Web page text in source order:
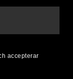
accepterar